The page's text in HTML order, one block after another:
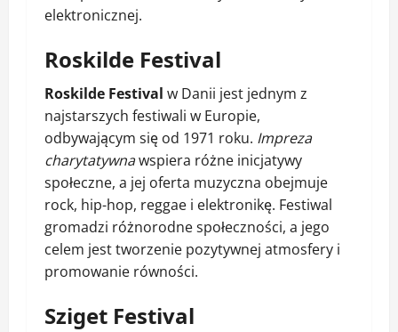
elektronicznej.
Roskilde Festival
Roskilde Festival w Danii jest jednym z
najstarszych festiwali w Europie,
odbywającym się od 1971 roku. Impreza
charytatywnawspiera różne inicjatywy
społeczne, a jej oferta muzyczna obejmuje
rock, hip-hop, reggae i elektronikę. Festiwal
gromadzi różnorodne społeczności, a jego
celem jest tworzenie pozytywnej atmosfery i
promowanie równości.
Sziget Festival